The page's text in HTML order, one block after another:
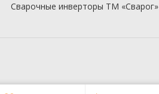
Сварочные инверторы ТМ «Сварог»